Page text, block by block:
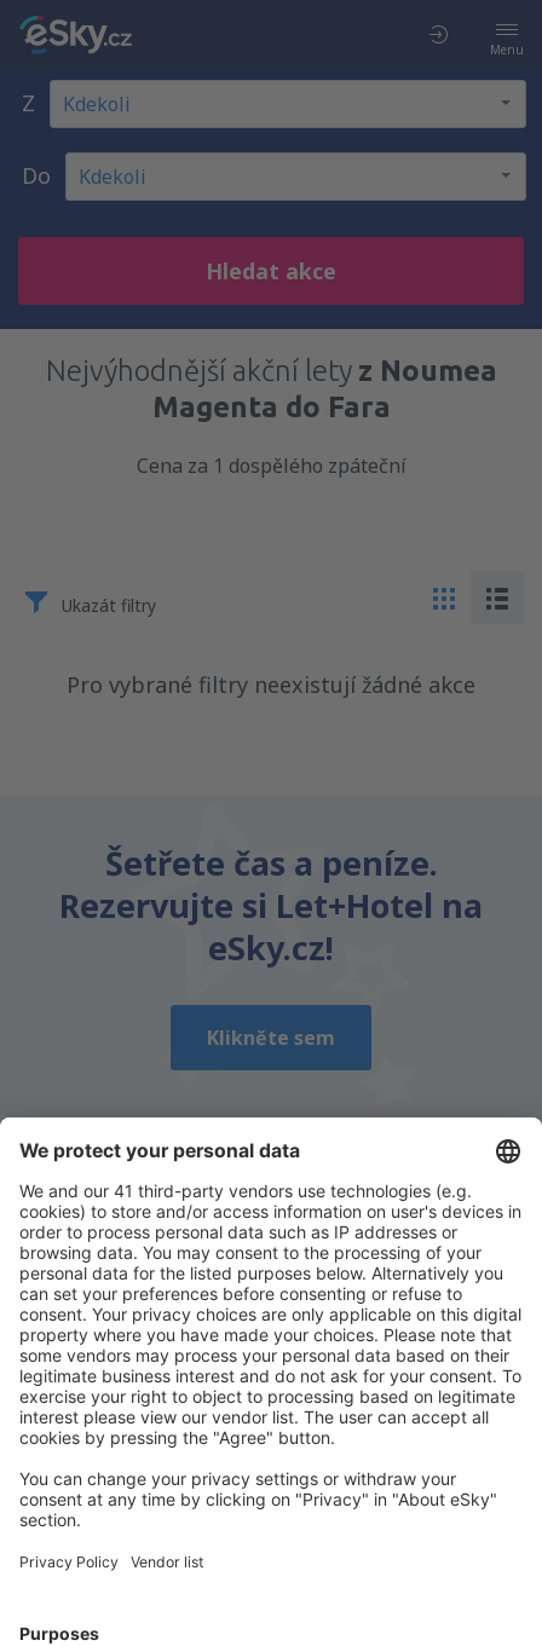
Menu
Z
Do
Hledat akce
Nejvýhodnější akční lety z Noumea
Magenta do Fara
Cena za 1 dospělého zpáteční
Ukazát filtry
Pro vybrané filtry neexistují žádné akce
Šetřete čas a peníze.
Rezervujte si Let+Hotel na
eSky.cz!
Klikněte sem
Stáhněte si naši aplikacia plánujte své cesty
pohodlně
Naplánujte si cestu
Letenky